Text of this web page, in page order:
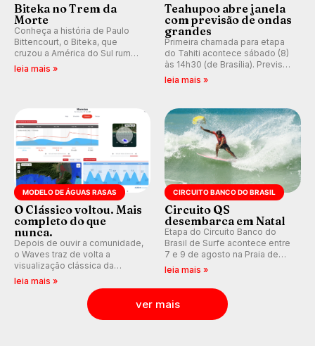
Biteka no Trem da
Morte
Conheça a história de Paulo
Bittencourt, o Biteka, que
cruzou a América do Sul rumo
ao Pacífico em uma jornada
leia mais »
Teahupoo abre janela
com previsão de ondas
grandes
Primeira chamada para etapa
do Tahiti acontece sábado (8)
às 14h30 (de Brasília). Previsão
indica swell consistente.
Kelly Slater convidado.
leia mais »
MODELO DE ÁGUAS RASAS
O Clássico voltou. Mais
completo do que
nunca.
Depois de ouvir a comunidade,
o Waves traz de volta a
visualização clássica da
previsão de águas rasas,
agora integrada à nova
plataforma e com previsão das
ondas para até 16 dias.
leia mais »
CIRCUITO BANCO DO BRASIL
Circuito QS
desembarca em Natal
Etapa do Circuito Banco do
Brasil de Surfe acontece entre
7 e 9 de agosto na Praia de
Miami (RN), em disputas
(QS) 4.000 e pela corrida por
vagas no Challenger Series.
leia mais »
ver mais